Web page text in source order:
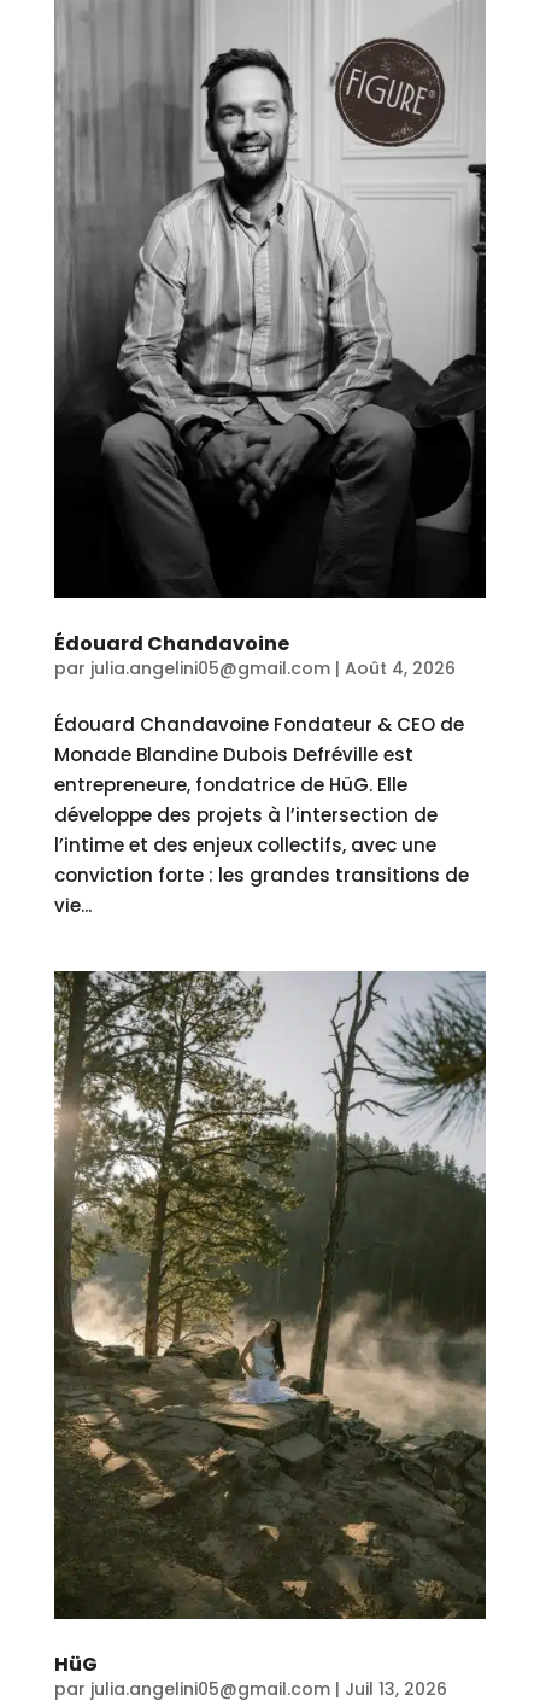
Édouard Chandavoine
par julia.angelini05@gmail.com| Août 4, 2026
Édouard Chandavoine Fondateur & CEO de
Monade Blandine Dubois Defréville est
entrepreneure, fondatrice de HüG. Elle
développe des projets à l’intersection de
l’intime et des enjeux collectifs, avec une
conviction forte : les grandes transitions de
vie...
HüG
par julia.angelini05@gmail.com| Juil 13, 2026